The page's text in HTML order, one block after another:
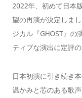
2022年、初めて日本
望の再演が決定しま
ジカル『GHOST』の
ティブな演出に定評
日本初演に引き続き
温かみと芯のある歌